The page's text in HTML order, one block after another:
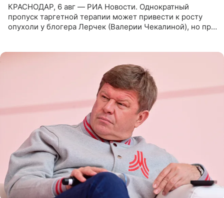
КРАСНОДАР, 6 авг — РИА Новости. Однократный
пропуск таргетной терапии может привести к росту
опухоли у блогера Лерчек (Валерии Чекалиной), но при